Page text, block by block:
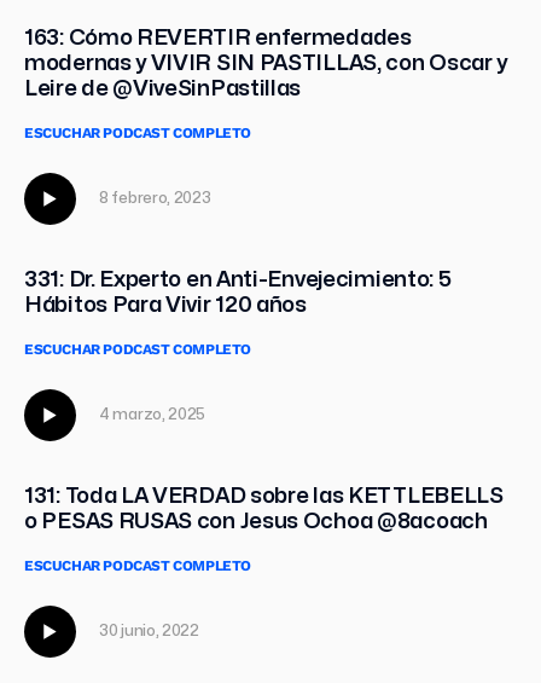
163: Cómo REVERTIR enfermedades
modernas y VIVIR SIN PASTILLAS, con Oscar y
Leire de @ViveSinPastillas
ESCUCHAR PODCAST COMPLETO
8 febrero, 2023
331: Dr. Experto en Anti-Envejecimiento: 5
Hábitos Para Vivir 120 años
ESCUCHAR PODCAST COMPLETO
4 marzo, 2025
131: Toda LA VERDAD sobre las KETTLEBELLS
o PESAS RUSAS con Jesus Ochoa @8acoach
ESCUCHAR PODCAST COMPLETO
30 junio, 2022